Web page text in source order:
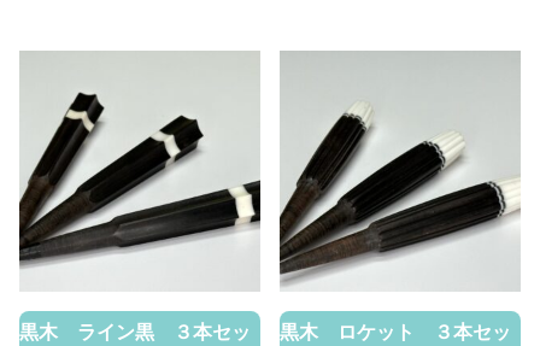
黒木 ライン黒 ３本セッ
黒木 ロケット ３本セッ